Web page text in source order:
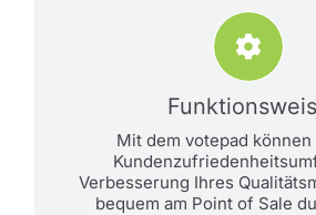
Mit dem votepad können
Verbesserung Ihres
bequem am Point of Sale
Wie funktioniert
Sie als Betreiber
Portal Fragen in
definieren.
Erfahren
mehr
.